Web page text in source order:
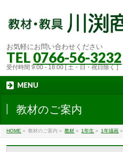
お気軽にお問い合わせください
TEL0766-56-3232
受付時間 9:00 - 18:00 [ 土・日・祝日除く ]
MENU
教材のご案内
HOME » 教材のご案内 » 教材 » 1年生 » 1年描画 »